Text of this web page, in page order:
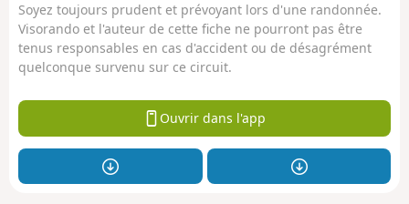
Soyez toujours prudent et prévoyant lors d'une randonnée.
Visorando et l'auteur de cette fiche ne pourront pas être
tenus responsables en cas d'accident ou de désagrément
quelconque survenu sur ce circuit.
Ouvrir dans l'app